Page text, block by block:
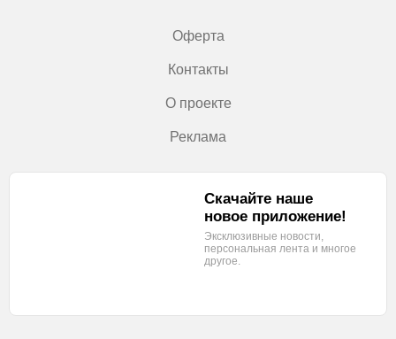
Оферта
Контакты
О проекте
Реклама
Скачайте наше
новое приложение!
Эксклюзивные новости,
персональная лента и многое
другое.